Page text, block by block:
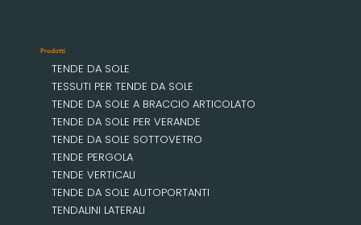
Prodotti
TENDE DA SOLE
TESSUTI PER TENDE DA SOLE
TENDE DA SOLE A BRACCIO ARTICOLATO
TENDE DA SOLE PER VERANDE
TENDE DA SOLE SOTTOVETRO
TENDE PERGOLA
TENDE VERTICALI
TENDE DA SOLE AUTOPORTANTI
TENDALINI LATERALI